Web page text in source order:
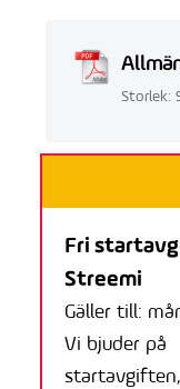
Storlek:
Fri
Streemi
Gäller till:
Vi bjuder på